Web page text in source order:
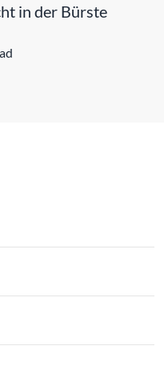
in der Bürste